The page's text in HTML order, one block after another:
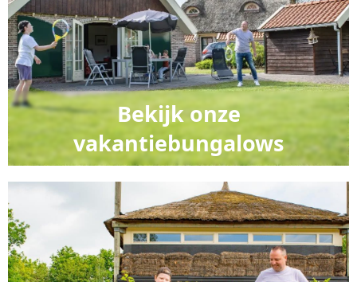
Bekijk onze
vakantiebungalows